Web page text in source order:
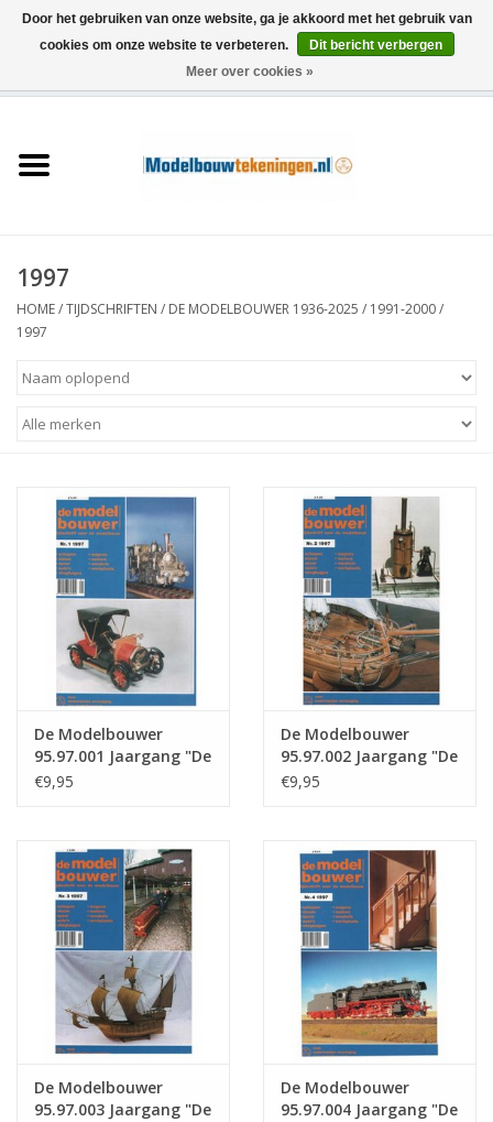
Schepen
Houtbouw
Machines
Tijdschriften
Nieuwe tekeningen
NIEUWE TIJDSCHRIFTEN
ABONNEMENT DE
MODELBOUWER
1997
HOME/TIJDSCHRIFTEN / DE MODELBOUWER 1936-2025 / 1991-2000/
1997
De Modelbouwer
95.97.001 Jaargang "De
Modelbouwer" Editie :
€9,95
De Modelbouwer
95.97.002 Jaargang "De
Modelbouwer" Editie :
€9,95
De Modelbouwer
95.97.003 Jaargang "De
De Modelbouwer
95.97.004 Jaargang "De
Door het gebruiken van onze website, ga je akkoord met het gebruik van
cookies om onze website te verbeteren.
Dit bericht verbergen
Meer over cookies »